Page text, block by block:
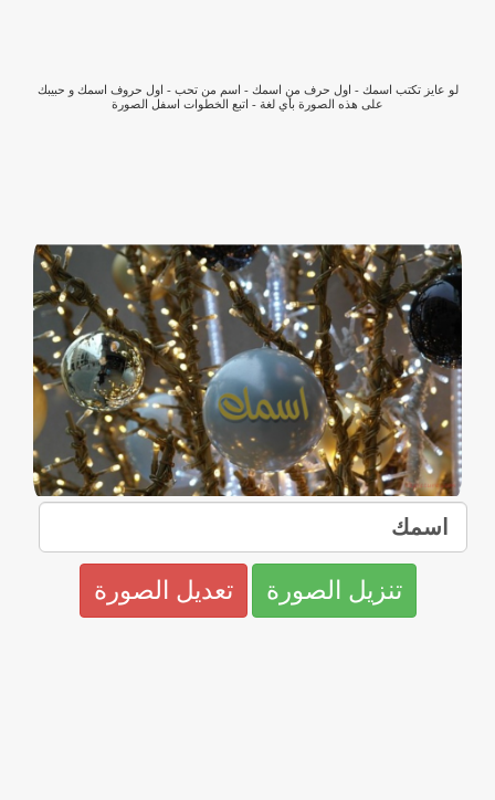
لو عايز تكتب اسمك - اول حرف من اسمك - اسم من تحب - اول حروف اسمك و حبيبك
على هذه الصورة بأي لغة - اتبع الخطوات اسفل الصورة
تعديل الصورة تنزيل الصورة